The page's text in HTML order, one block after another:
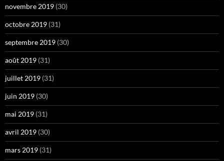
novembre 2019 (30)
octobre 2019 (31)
septembre 2019 (30)
août 2019 (31)
juillet 2019 (31)
juin 2019 (30)
mai 2019 (31)
avril 2019 (30)
mars 2019 (31)